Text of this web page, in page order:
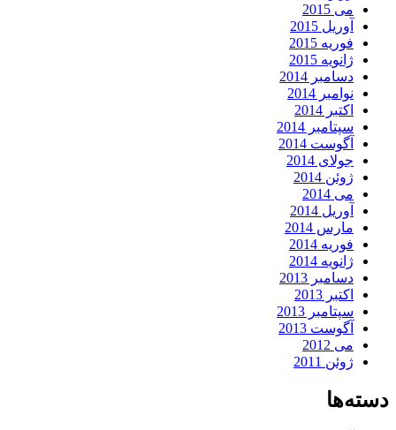
می 2015
آوریل 2015
فوریه 2015
ژانویه 2015
دسامبر 2014
نوامبر 2014
اکتبر 2014
سپتامبر 2014
آگوست 2014
جولای 2014
ژوئن 2014
می 2014
آوریل 2014
مارس 2014
فوریه 2014
ژانویه 2014
دسامبر 2013
اکتبر 2013
سپتامبر 2013
آگوست 2013
می 2012
ژوئن 2011
دسته‌ها